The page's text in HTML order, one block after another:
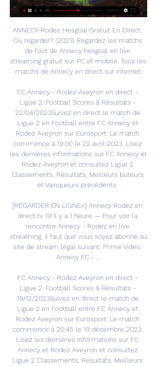
ANNECY-Rodez Hesgoal Gratuit En Direct.
Où regarder? (2023) Regardez les matchs
de foot de Annecy hesgoal en live
streaming gratuit sur PC et mobile. Tous les
matchs de Annecy en direct sur internet.
FC Annecy - Rodez Aveyron en direct -
Ligue 2: Football Scores & Résultats -
22/04/2023Suivez en direct le match de
Ligue 2 en Football entre FC Annecy et
Rodez Aveyron sur Eurosport. Le match
commence à 19:00 le 22 avril 2023. Lisez
les dernières informations sur FC Annecy et
Rodez Aveyron et consultez Ligue 2
Classements, Résultats, Meilleurs buteurs
et Vainqueurs précédents.
[REGARDER EN LIGNE<] Annecy Rodez en
direct tv 19 il y a 1 heure — Pour voir la
rencontre Annecy - Rodez en live
streaming, il faut que vous soyez abonné au
site de stream légal suivant: Prime Video.
Annecy FC - ...
FC Annecy - Rodez Aveyron en direct -
Ligue 2: Football Scores & Résultats -
19/12/2023Suivez en direct le match de
Ligue 2 en Football entre FC Annecy et
Rodez Aveyron sur Eurosport. Le match
commence à 20:45 le 19 décembre 2023.
Lisez les dernières informations sur FC
Annecy et Rodez Aveyron et consultez
Ligue 2 Classements, Résultats, Meilleurs